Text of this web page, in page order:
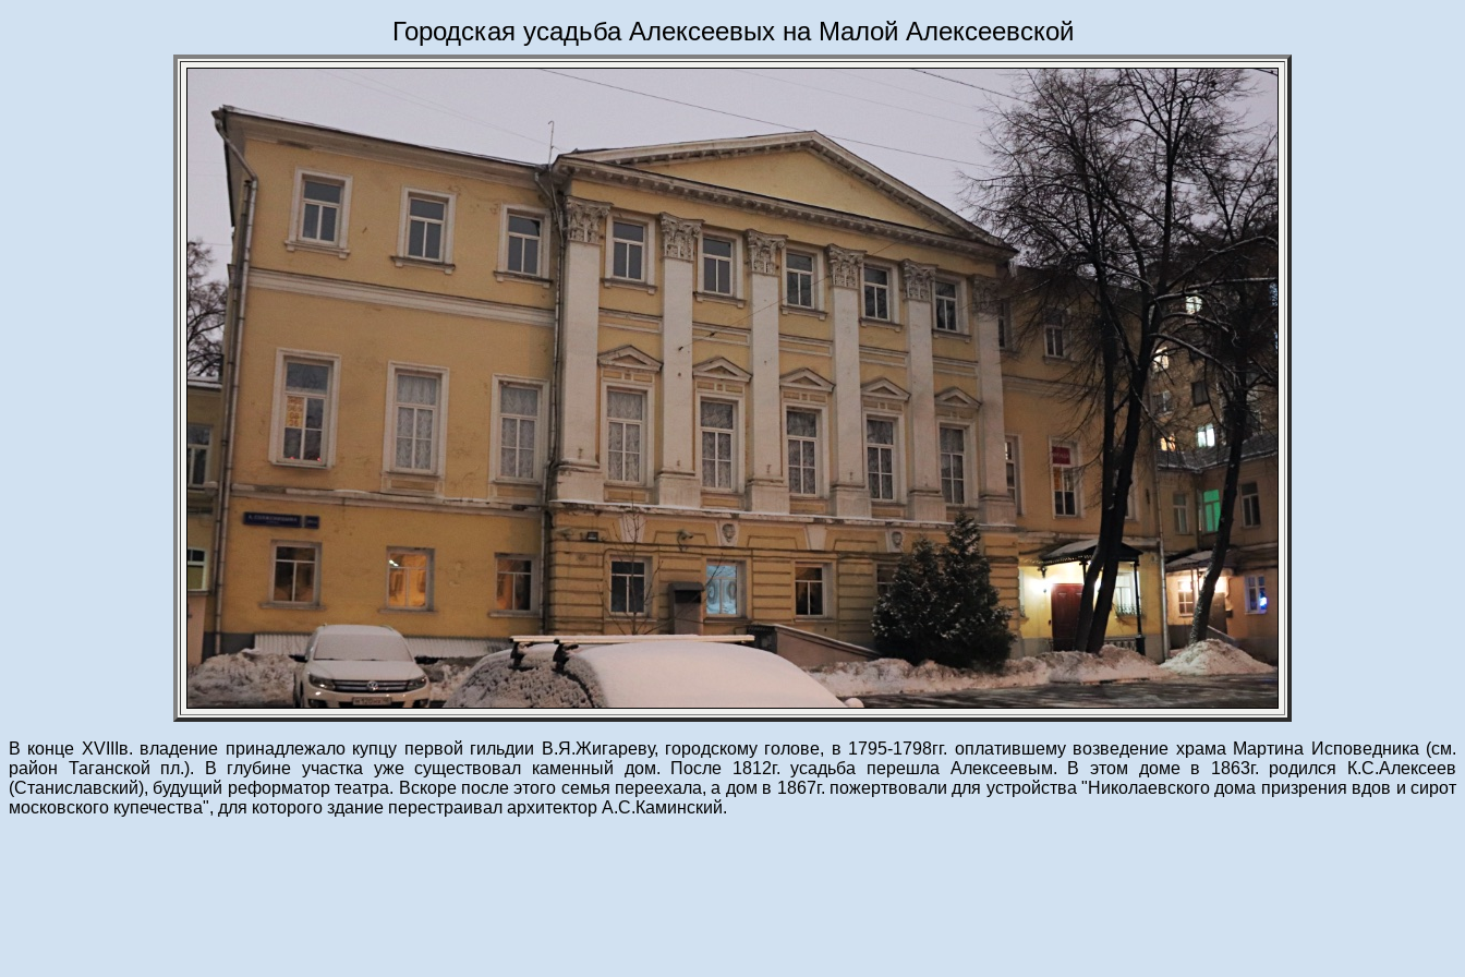
Городская усадьба Алексеевых на Малой Алексеевской
В конце XVIIIв. владение принадлежало купцу первой гильдии В.Я.Жигареву, городскому голове, в 1795-1798гг. оплатившему возведение храма Мартина Исповедника (см.
район Таганской пл.). В глубине участка уже существовал каменный дом. После 1812г. усадьба перешла Алексеевым. В этом доме в 1863г. родился К.С.Алексеев
(Станиславский), будущий реформатор театра. Вскоре после этого семья переехала, а дом в 1867г. пожертвовали для устройства "Николаевского дома призрения вдов и сирот
московского купечества", для которого здание перестраивал архитектор А.С.Каминский.